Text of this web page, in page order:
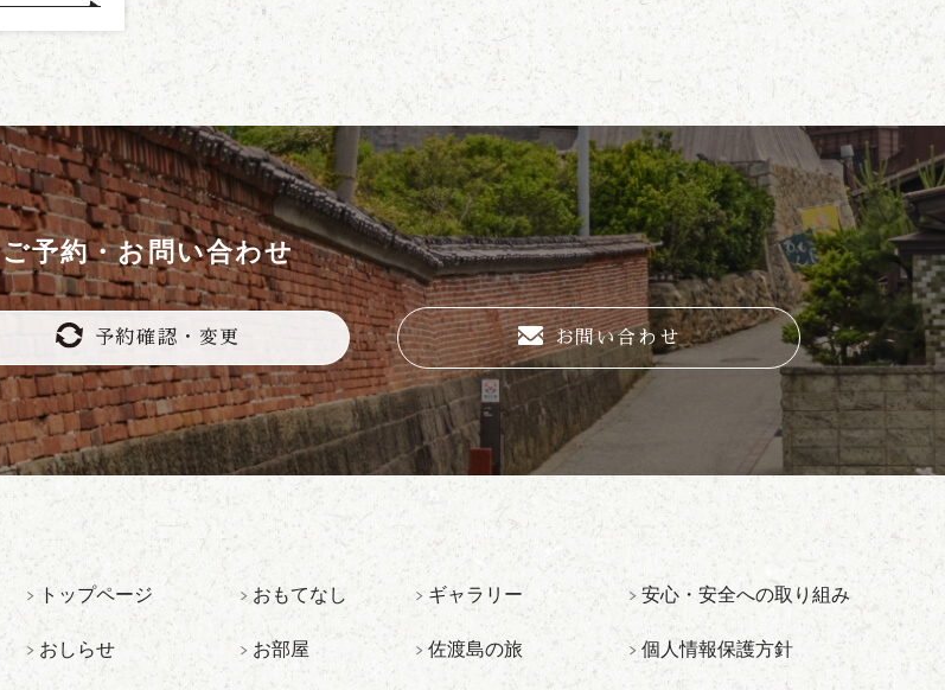
ご予約・お問い合わせ
予約確認・変更 お問い合わせ
トップページ
おしらせ
おもてなし
お部屋
ギャラリー
佐渡島の旅
安心・安全への取り組み
個人情報保護方針